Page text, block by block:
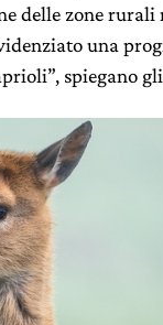
delle zone rurali
una
spiegano